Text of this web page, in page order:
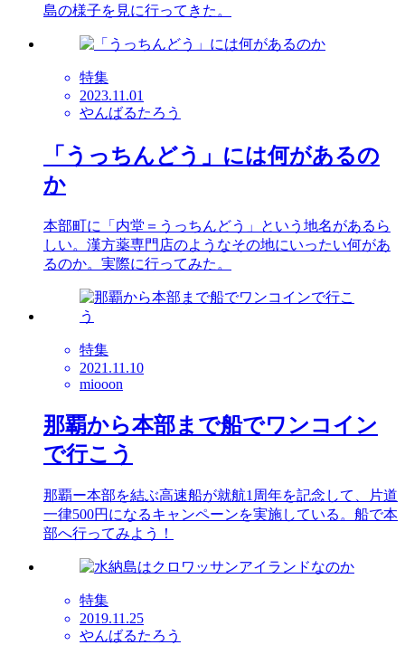
島の様子を見に行ってきた。
特集
2023.11.01
やんばるたろう
「うっちんどう」には何があるの
か
本部町に「内堂＝うっちんどう」という地名があるら
しい。漢方薬専門店のようなその地にいったい何があ
るのか。実際に行ってみた。
特集
2021.11.10
miooon
那覇から本部まで船でワンコイン
で行こう
那覇ー本部を結ぶ高速船が就航1周年を記念して、片道
一律500円になるキャンペーンを実施している。船で本
部へ行ってみよう！
特集
2019.11.25
やんばるたろう